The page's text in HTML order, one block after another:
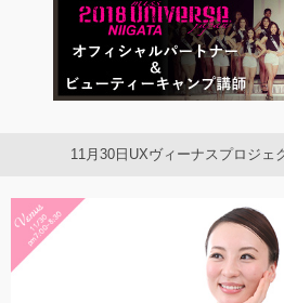
11月30日UXヴィーナスプロジェ